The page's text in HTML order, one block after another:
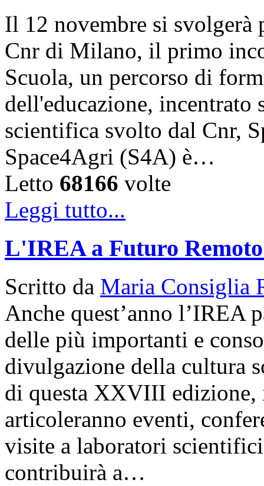
Il 12 novembre si svolgerà
Cnr di Milano, il primo
Scuola, un percorso di
dell'educazione,
scientifica svolto dal Cnr,
Space4Agri (S4A) è…
Letto 68166 volte
Leggi tutto...
L'IREA a Futuro Remoto
Scritto da Maria Consiglia
Anche quest’anno l’IREA
delle più importanti e
divulgazione della cultura
di questa XXVIII edizione,
articoleranno eventi,
visite a laboratori
contribuirà a…